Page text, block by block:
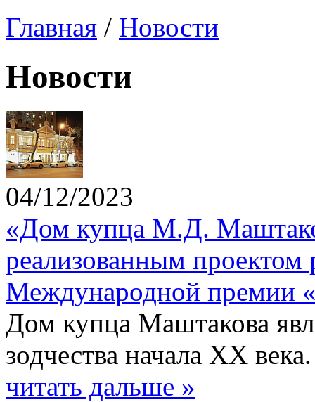
Главная / Новости
Новости
04/12/2023
«Дом купца М.Д.
реализованным проектом
Международной премии
Дом купца Маштакова
зодчества начала ХХ века.
читать дальше »